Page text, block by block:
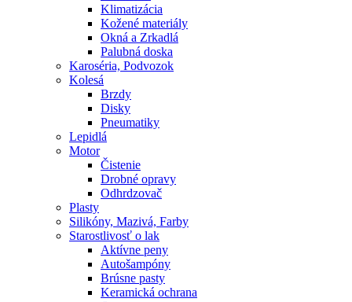
Klimatizácia
Kožené materiály
Okná a Zrkadlá
Palubná doska
Karoséria, Podvozok
Kolesá
Brzdy
Disky
Pneumatiky
Lepidlá
Motor
Čistenie
Drobné opravy
Odhrdzovač
Plasty
Silikóny, Mazivá, Farby
Starostlivosť o lak
Aktívne peny
Autošampóny
Brúsne pasty
Keramická ochrana